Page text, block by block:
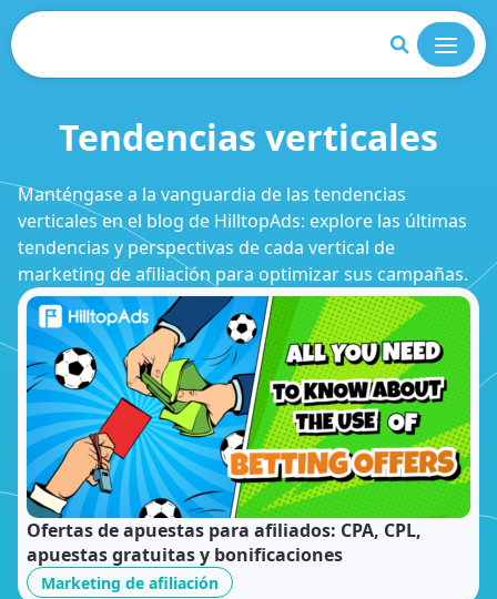
Cerrar
Tendencias verticales
Manténgase a la vanguardia de las tendencias
verticales en el blog de HilltopAds: explore las últimas
tendencias y perspectivas de cada vertical de
marketing de afiliación para optimizar sus campañas.
Marketing de afiliación
Ofertas de apuestas para afiliados: CPA, CPL,
apuestas gratuitas y bonificaciones